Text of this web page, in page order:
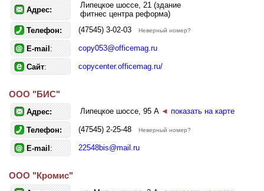
Адрес:
Липецкое шоссе, 21 (здание
фитнес центра реформа)
Телефон:
(47545) 3-02-03 Неверный номер?
E-mail : copy053@officemag.ru
Сайт: copycenter.officemag.ru/
ООО "БИС"
Адрес: Липецкое шоссе, 95 А ◄ показать на карте
Телефон: (47545) 2-25-48 Неверный номер?
E-mail : 22548bis@mail.ru
ООО "Кромис"